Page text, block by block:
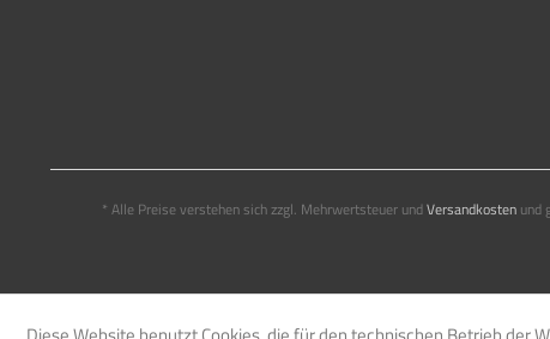
* Alle Preise verstehen sich zzgl. Mehrwertsteuer undVersandkostenund